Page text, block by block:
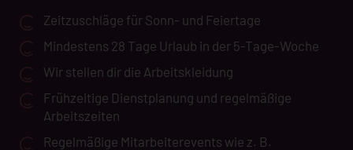
Zeitzuschläge für Sonn- und Feiertage
Mindestens 28 Tage Urlaub in der 5-Tage-Woche
Wir stellen dir die Arbeitskleidung
Frühzeitige Dienstplanung und regelmäßige
Arbeitszeiten
Regelmäßige Mitarbeiterevents wie z. B.